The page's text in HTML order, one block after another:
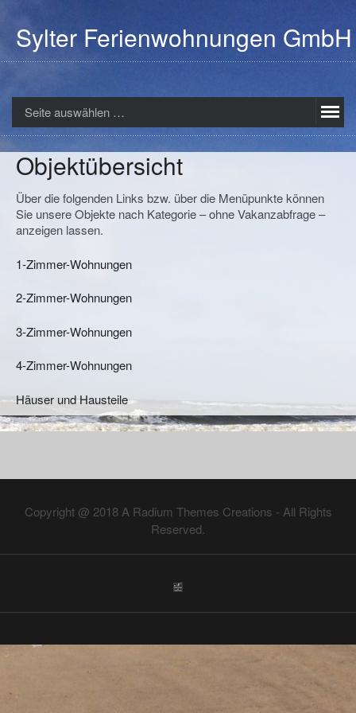
Sylter Ferienwohnungen GmbH
Seite auswählen …
Objektübersicht
Über die folgenden Links bzw. über die Menüpunkte können
Sie unsere Objekte nach Kategorie – ohne Vakanzabfrage –
anzeigen lassen.
1-Zimmer-Wohnungen
2-Zimmer-Wohnungen
3-Zimmer-Wohnungen
4-Zimmer-Wohnungen
Häuser und Hausteile
Copyright @ 2018A Radium Themes Creations - All Rights
Reserved.